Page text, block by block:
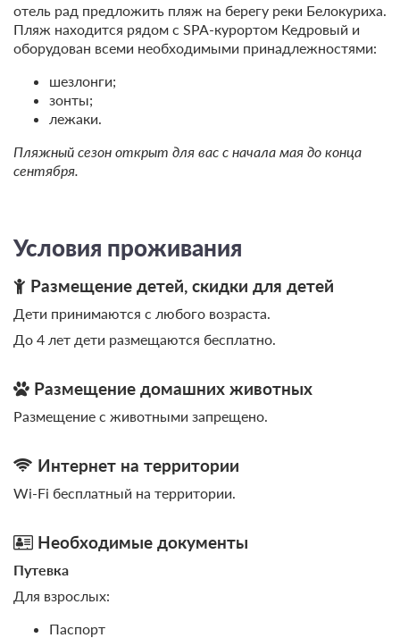
Беседка-барбекю
барбекю, интерьер которой выполнен в одном
стиле SPA-курорта Кедровый с мебелью из
многовекового кедра. Беседка - барбекю расположена
на берегу горной реки Белокуруриха, с которой
открывается живописный вид на горы и реку.
отель рад предложить пляж на берегу реки Белокуриха.
Пляж находится рядом с SPA-курортом Кедровый и
оборудован всеми необходимыми принадлежностями:
шезлонги;
зонты;
лежаки.
Пляжный сезон открыт для вас с начала мая до конца
сентября.
Условия проживания
Размещение детей, скидки для детей
Дети принимаются с любого возраста.
До 4 лет дети размещаются бесплатно.
Размещение домашних животных
Размещение с животными запрещено.
Интернет на территории
Wi-Fi бесплатный на территории.
Необходимые документы
Путевка
Для взрослых:
Паспорт